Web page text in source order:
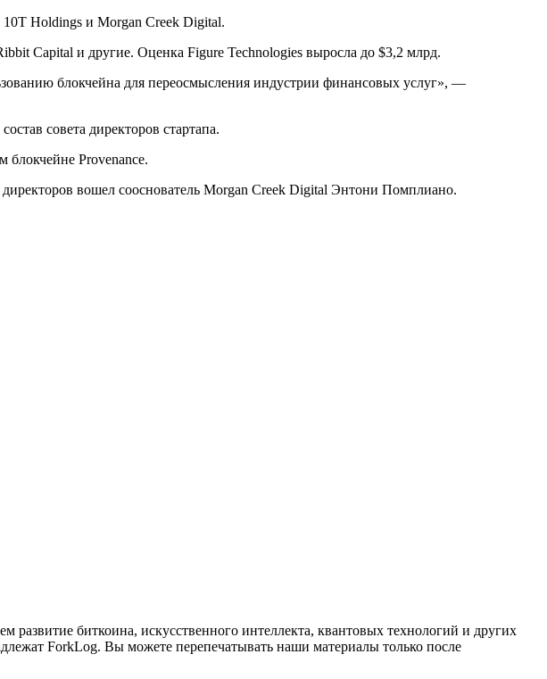
Holdings и Morgan Creek Digital.
Capital и другие. Оценка Figure Technologies выросла до $3,2 млрд.
блокчейна для переосмысления индустрии финансовых услуг», —
совета директоров стартапа.
блокчейне Provenance.
вошел сооснователь Morgan Creek Digital Энтони Помплиано.
биткоина, искусственного интеллекта, квантовых технологий и других
ForkLog. Вы можете перепечатывать наши материалы только после